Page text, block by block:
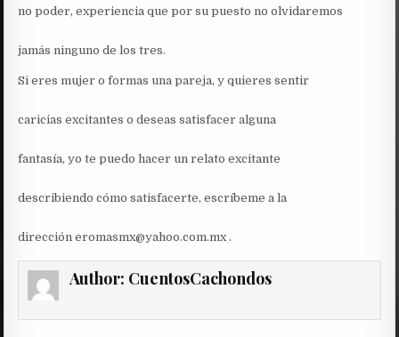
no poder, experiencia que por su puesto no olvidaremos
jamás ninguno de los tres.
Si eres mujer o formas una pareja, y quieres sentir
caricias excitantes o deseas satisfacer alguna
fantasía, yo te puedo hacer un relato excitante
describiendo cómo satisfacerte, escríbeme a la
dirección eromasmx@yahoo.com.mx .
Author: CuentosCachondos